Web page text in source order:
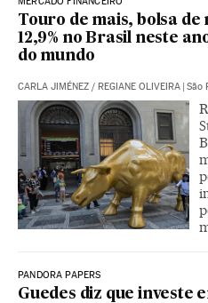
Touro de mais, bolsa
12,9% no Brasil neste
do mundo
CARLA JIMÉNEZ / REGIANE OLIVEIRA | São
PANDORA PAPERS
Guedes diz que investe